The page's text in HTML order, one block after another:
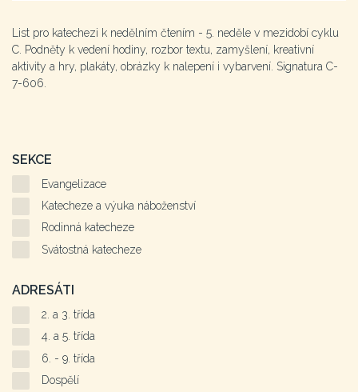
List pro katechezi k nedělním čtením - 5. neděle v mezidobí cyklu
C. Podněty k vedení hodiny, rozbor textu, zamyšlení, kreativní
aktivity a hry, plakáty, obrázky k nalepení i vybarvení. Signatura C-
7-606.
SEKCE
Evangelizace
Katecheze a výuka náboženství
Rodinná katecheze
Svátostná katecheze
ADRESÁTI
2. a 3. třída
4. a 5. třída
6. - 9. třída
Dospělí